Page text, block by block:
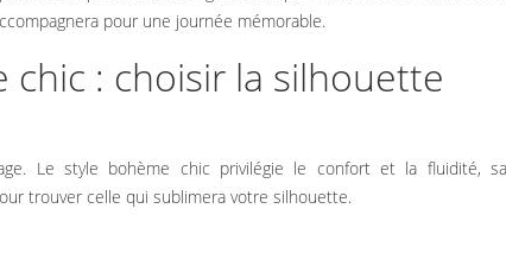
pour une journée mémorable.
: choisir la silhouette
Le style bohème chic privilégie le confort et la fluidité,
trouver celle qui sublimera votre silhouette.